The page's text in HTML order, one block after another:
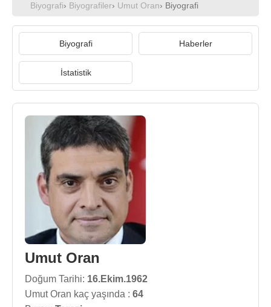
Biyografi› Biyografiler› Umut Oran› Biyografi
Biyografi Haberler
İstatistik
Umut Oran
Doğum Tarihi: 16.Ekim.1962
Umut Oran kaç yaşında : 64